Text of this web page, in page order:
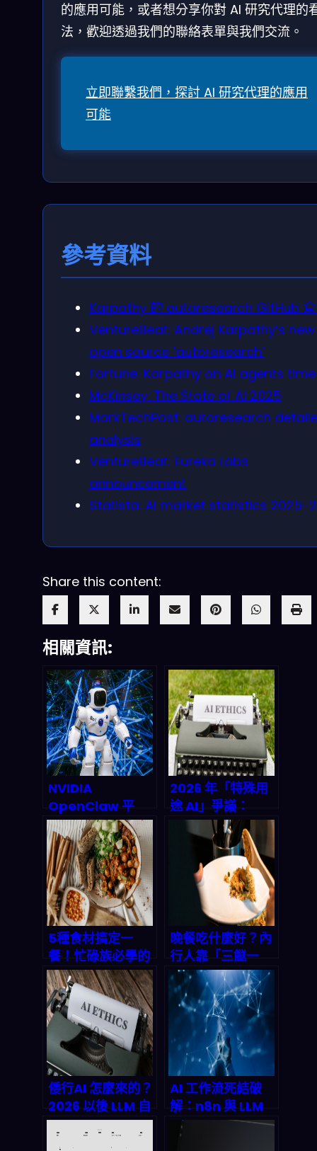
的應用可能，或者想分享你對 AI 研究代理的
法，歡迎透過我們的聯絡表單與我們交流。
立即聯繫我們，探討 AI 研究代理的應用
可能
參考資料
Karpathy 的 autoresearch GitHub
VentureBeat: Andrej Karpathy’s new
open source ‘autoresearch’
Fortune: Karpathy on AI agents
McKinsey: The State of AI 2025
MarkTechPost: autoresearch
analysis
VentureBeat: Eureka Labs
announcement
Statista: AI market statistics 2025-
Share this content:
相關資訊:
NVIDIA
OpenClaw 平
台：AI 開發的下一
個 Windows？科
技地緣政治風險如
何重塑 2026 年生
態系統
2026 年「特殊用
途 AI」爭議：
Anthropic 與五
角大樓開戰，會把
整個 AI 產業鏈推
向更貴的合規地獄
5種食材搞定一
餐！忙碌族必學的
簡單晚餐食譜＆秒
懂省時攻略
晚餐吃什麼好？內
行人靠「三餸一
湯」App 一鍵搞
定，省時省錢又不
踩雷！
倭行AI 怎麼來的？
2026 以後 LLM 自
我目標化的風險、
數據與治理路線圖
AI 工作流死結破
解：n8n 與 LLM
Agent 如何重塑
2026 年自動化版